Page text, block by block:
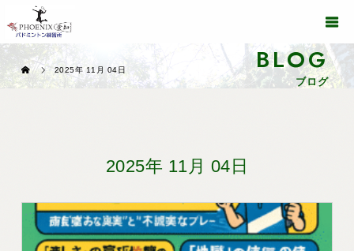
BLOG
ブログ
2025年 11月 04日
2025年 11月 04日